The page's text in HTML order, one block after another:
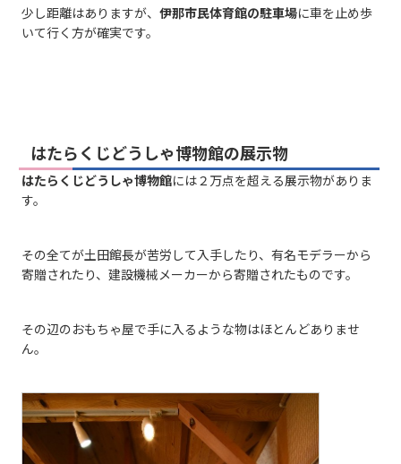
少し距離はありますが、 伊那市民体育館の駐車場に車を止め歩
いて行く方が確実です。
はたらくじどうしゃ博物館の展示物
はたらくじどうしゃ博物館には２万点を超える展示物がありま
す。
その全てが土田館長が苦労して入手したり、有名モデラーから
寄贈されたり、建設機械メーカーから寄贈されたものです。
その辺のおもちゃ屋で手に入るような物はほとんどありませ
ん。